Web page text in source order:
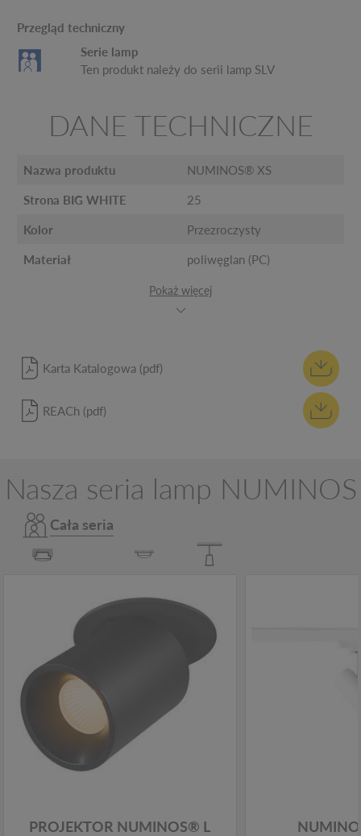
Przegląd techniczny
Serie lamp
Ten produkt należy do serii lamp SLV
DANE TECHNICZNE
Nazwa produktu NUMINOS® XS
Strona BIG WHITE 25
Kolor Przezroczysty
Materiał poliwęglan (PC)
Pokaż więcej
Karta Katalogowa (pdf)
REACh (pdf)
Nasza seria lamp NUMINOS
Cała seria
PROJEKTOR NUMINOS® L